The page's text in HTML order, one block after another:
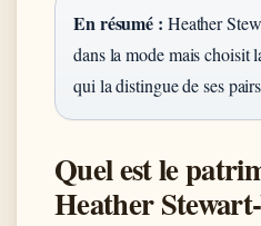
En résumé : Heather
dans la mode mais choisit
qui la distingue de ses
Quel est le
Heather